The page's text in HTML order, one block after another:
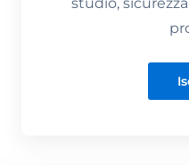
studio,